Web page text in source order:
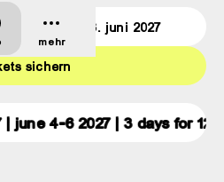
mehr
4-6 2027 | 3 days for 129€
4.–6. juni 2027
sichern